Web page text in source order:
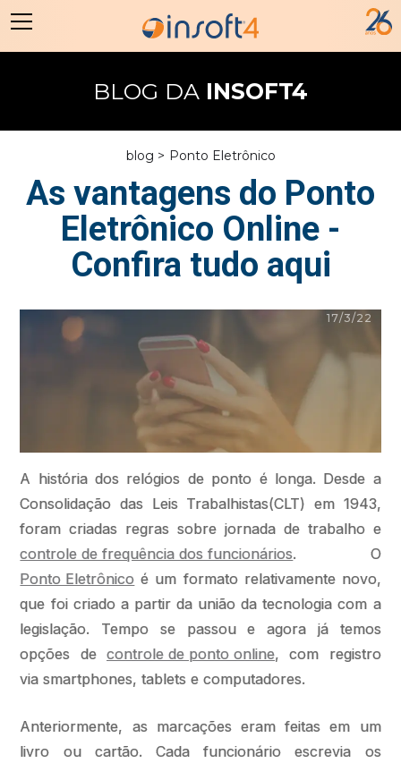
BLOG DAINSOFT4
blog > Ponto Eletrônico
As vantagens do Ponto
Eletrônico Online -
Confira tudo aqui
17/3/22
A história dos relógios de ponto é longa. Desde a
Consolidação das Leis Trabalhistas(CLT) em 1943,
foram criadas regras sobre jornada de trabalho e
controle de frequência dos funcionários. O
Ponto Eletrônico é um formato relativamente novo,
que foi criado a partir da união da tecnologia com a
legislação. Tempo se passou e agora já temos
opções de controle de ponto online, com registro
via smartphones, tablets e computadores.
Anteriormente, as marcações eram feitas em um
livro ou cartão. Cada funcionário escrevia os